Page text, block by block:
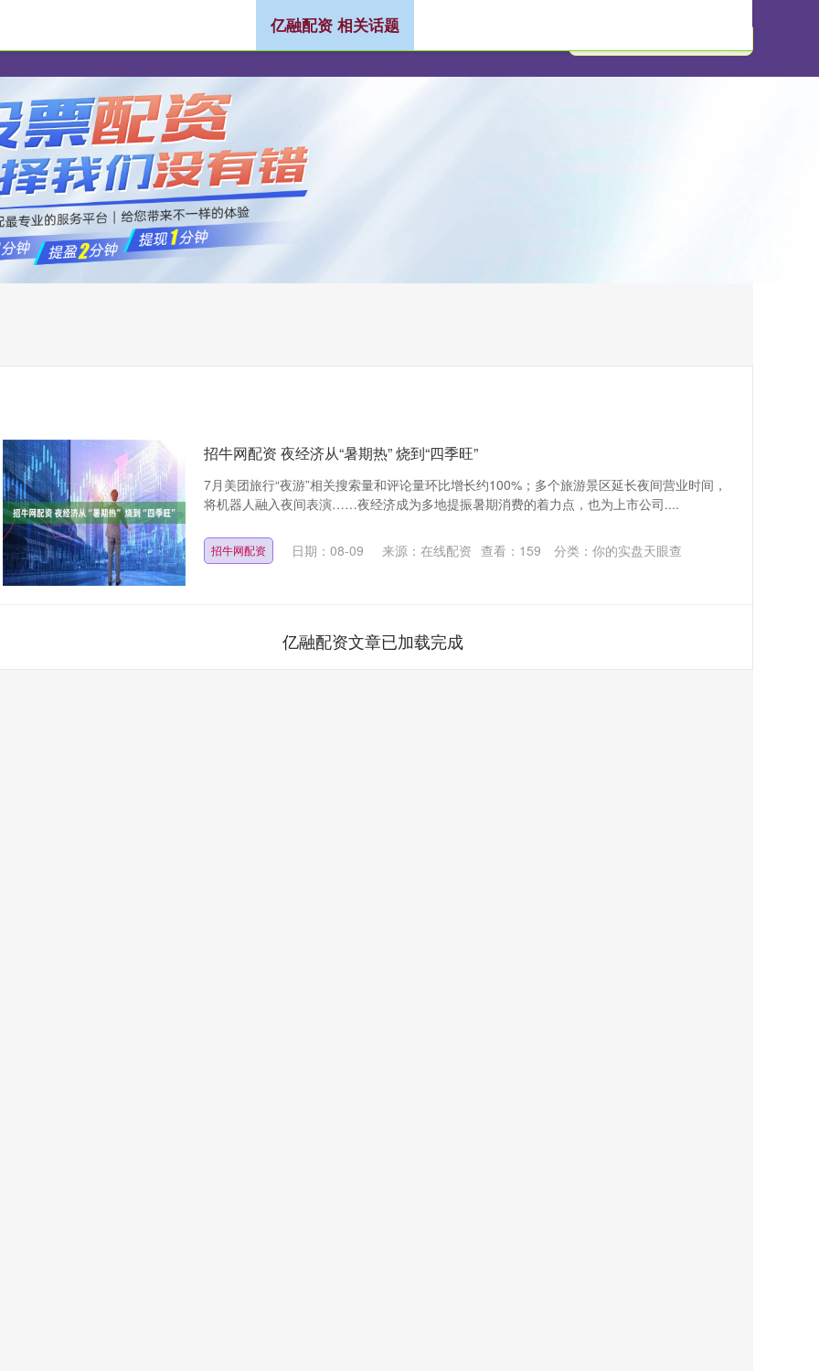
亿融配资 相关话题
招牛网配资 夜经济从“暑期热” 烧到“四季旺”
7月美团旅行“夜游”相关搜索量和评论量环比增长约100%；多个旅游景区延长夜间营业时间，
将机器人融入夜间表演……夜经济成为多地提振暑期消费的着力点，也为上市公司....
招牛网配资 日期：08-09 来源：在线配资 查看： 159 分类： 你的实盘天眼查
亿融配资文章已加载完成